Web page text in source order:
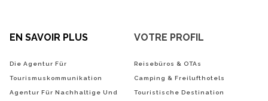
EN SAVOIR PLUS
Die Agentur Für
Tourismuskommunikation
Agentur Für Nachhaltige Und
VOTRE PROFIL
Reisebüros & OTAs
Camping & Freilufthotels
Touristische Destination